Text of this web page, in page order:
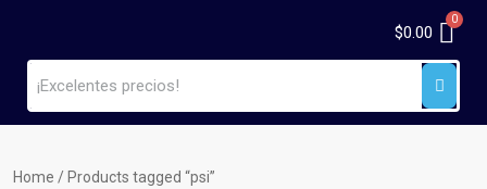
$0.00
Home / Products tagged “psi”